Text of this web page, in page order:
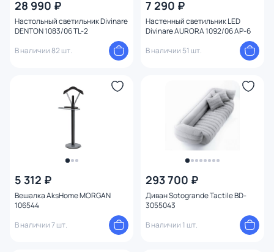
28 990 ₽
Настольный светильник Divinare
DENTON 1083/06 TL-2
В наличии 82 шт.
7 290 ₽
Настенный светильник LED
Divinare AURORA 1092/06 AP-6
В наличии 51 шт.
5 312 ₽
Вешалка AksHome MORGAN
106544
В наличии 7 шт.
293 700 ₽
Диван Sotogrande Tactile BD-
3055043
В наличии 1 шт.